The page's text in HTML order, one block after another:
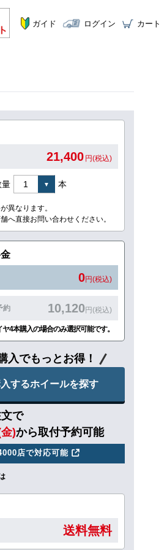
ガイド ログイン カート
21,400 円(税込)
量 本
異なります。
へ直接お問い合わせください。
0円(税込)
約 10,120円(税込)
4本購入の場合のみ選択可能です。
入でもっとお得！
するホイールを探す
で
)から取付予約可能
店で対応可能
送料無料